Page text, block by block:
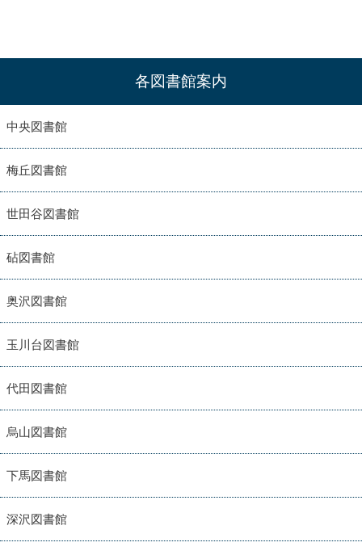
各図書館案内
中央図書館
梅丘図書館
世田谷図書館
砧図書館
奥沢図書館
玉川台図書館
代田図書館
烏山図書館
下馬図書館
深沢図書館